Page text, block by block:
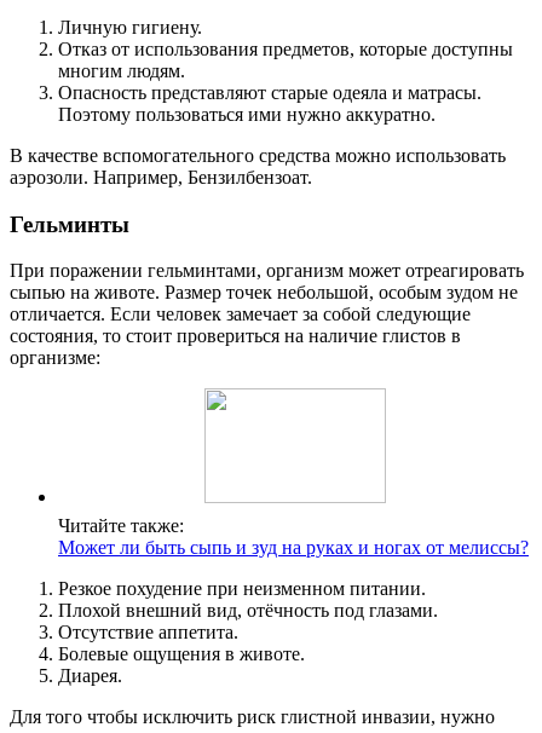
Личную гигиену.
Отказ от использования предметов, которые доступны
многим людям.
Опасность представляют старые одеяла и матрасы.
Поэтому пользоваться ими нужно аккуратно.
В качестве вспомогательного средства можно использовать
аэрозоли. Например, Бензилбензоат.
Гельминты
При поражении гельминтами, организм может отреагировать
сыпью на животе. Размер точек небольшой, особым зудом не
отличается. Если человек замечает за собой следующие
состояния, то стоит провериться на наличие глистов в
организме:
Читайте также:
Может ли быть сыпь и зуд на руках и ногах от мелиссы?
Резкое похудение при неизменном питании.
Плохой внешний вид, отёчность под глазами.
Отсутствие аппетита.
Болевые ощущения в животе.
Диарея.
Для того чтобы исключить риск глистной инвазии, нужно